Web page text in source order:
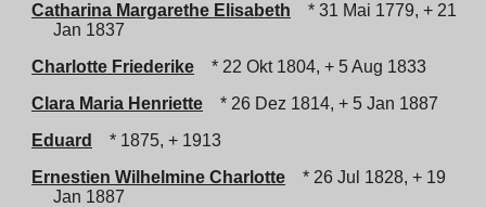
Catharina Margarethe Elisabeth
* 31 Mai 1779, + 21
Jan 1837
Charlotte Friederike
* 22 Okt 1804, + 5 Aug 1833
Clara Maria Henriette
* 26 Dez 1814, + 5 Jan 1887
Eduard
* 1875, + 1913
Ernestien Wilhelmine Charlotte
* 26 Jul 1828, + 19
Jan 1887